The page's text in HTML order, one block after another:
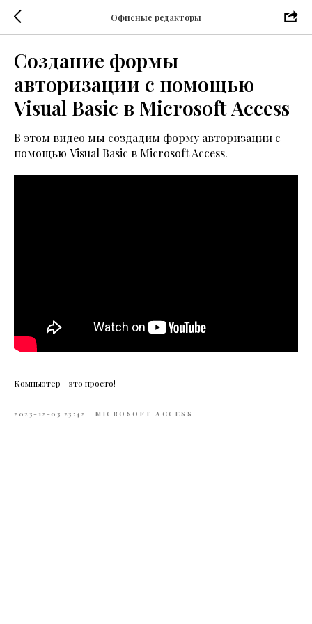
Офисные редакторы
Создание формы
авторизации с помощью
Visual Basic в Microsoft Access
В этом видео мы создадим форму авторизации с
помощью Visual Basic в Microsoft Access.
Компьютер - это просто!
2023-12-03 23:42 MICROSOFT ACCESS